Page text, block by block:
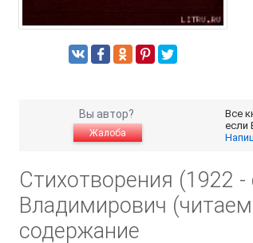
Вы автор?
Жалоба
Все
если
Стихотворения (1922
Владимирович
содержание